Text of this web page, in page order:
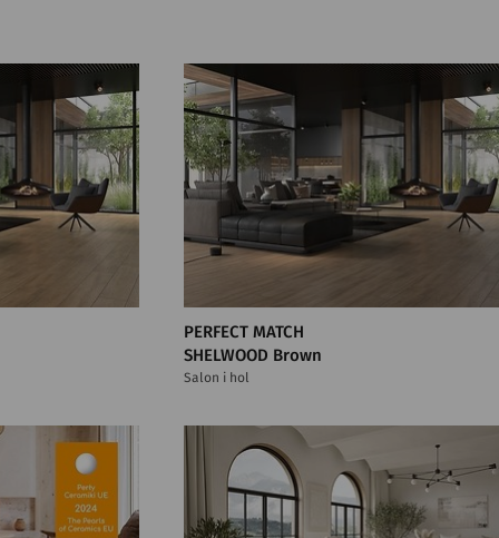
PERFECT MATCH
SHELWOOD Brown
Salon i hol